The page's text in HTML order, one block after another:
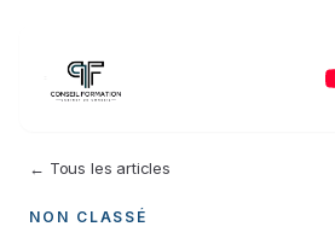
← Tous les articles
NON CLASSÉ